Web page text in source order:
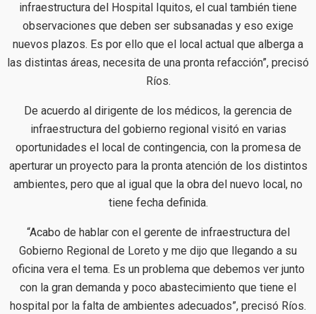
infraestructura del Hospital Iquitos, el cual también tiene
observaciones que deben ser subsanadas y eso exige
nuevos plazos. Es por ello que el local actual que alberga a
las distintas áreas, necesita de una pronta refacción”, precisó
Ríos.
De acuerdo al dirigente de los médicos, la gerencia de
infraestructura del gobierno regional visitó en varias
oportunidades el local de contingencia, con la promesa de
aperturar un proyecto para la pronta atención de los distintos
ambientes, pero que al igual que la obra del nuevo local, no
tiene fecha definida.
“Acabo de hablar con el gerente de infraestructura del
Gobierno Regional de Loreto y me dijo que llegando a su
oficina vera el tema. Es un problema que debemos ver junto
con la gran demanda y poco abastecimiento que tiene el
hospital por la falta de ambientes adecuados”, precisó Ríos.